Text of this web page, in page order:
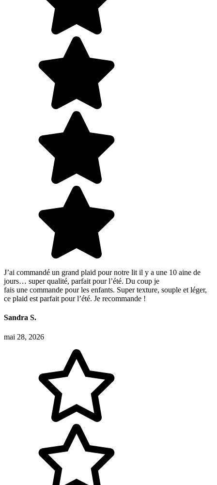
J’ai commandé un grand plaid pour notre lit il y a une 10 aine de
jours… super qualité, parfait pour l’été. Du coup je
fais une commande pour les enfants. Super texture, souple et léger,
ce plaid est parfait pour l’été. Je recommande !
Sandra S.
mai 28, 2026